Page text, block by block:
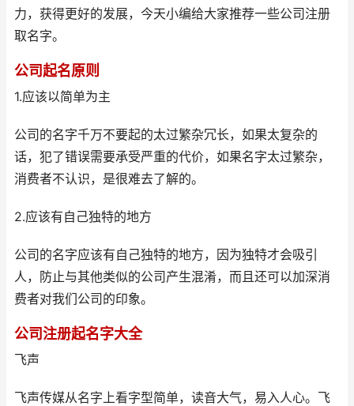
力，获得更好的发展，今天小编给大家推荐一些公司注册
取名字。
公司起名原则
1.应该以简单为主
公司的名字千万不要起的太过繁杂冗长，如果太复杂的
话，犯了错误需要承受严重的代价，如果名字太过繁杂，
消费者不认识，是很难去了解的。
2.应该有自己独特的地方
公司的名字应该有自己独特的地方，因为独特才会吸引
人，防止与其他类似的公司产生混淆，而且还可以加深消
费者对我们公司的印象。
公司注册起名字大全
飞声
飞声传媒从名字上看字型简单，读音大气，易入人心。飞